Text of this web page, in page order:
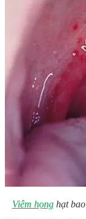
Viêm họnghạt bao